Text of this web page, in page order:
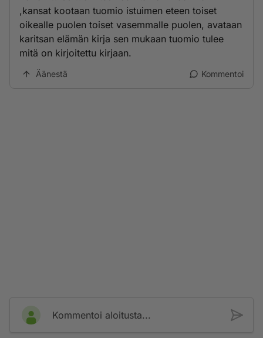
,kansat kootaan tuomio istuimen eteen toiset
oikealle puolen toiset vasemmalle puolen, avataan
karitsan elämän kirja sen mukaan tuomio tulee
mitä on kirjoitettu kirjaan.
Äänestä Kommentoi
Kommentoi aloitusta...